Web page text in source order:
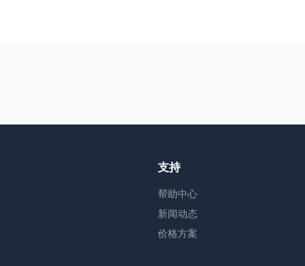
支持
帮助中心
新闻动态
价格方案